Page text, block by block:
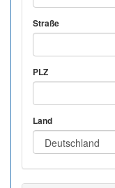
Straße
PLZ
Land